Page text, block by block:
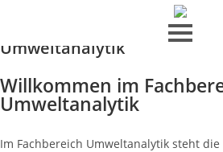
Umweltanalytik
Willkommen im
Umweltanalytik
Im Fachbereich Umweltanalytik steht